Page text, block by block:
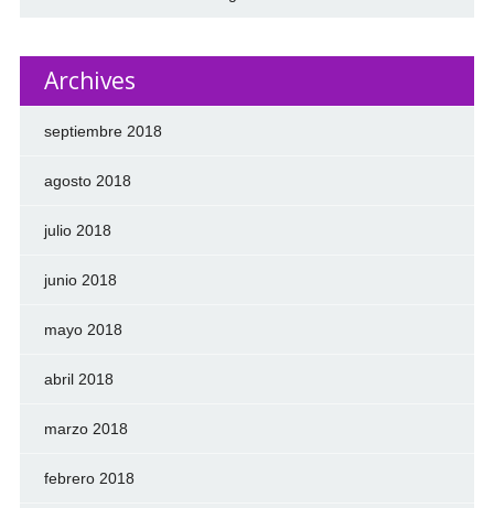
Archives
septiembre 2018
agosto 2018
julio 2018
junio 2018
mayo 2018
abril 2018
marzo 2018
febrero 2018